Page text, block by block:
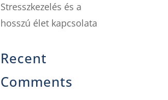
Stresszkezelés és a
hosszú élet kapcsolata
Recent
Comments